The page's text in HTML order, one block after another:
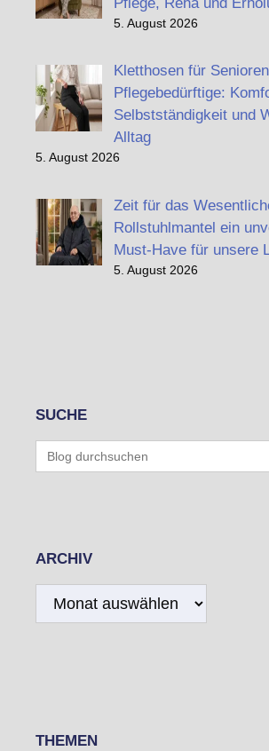
5. August 2026
Kletthosen für
Pflegebedürftige:
Selbstständigkeit und
Alltag
5. August 2026
Zeit für das
Rollstuhlmantel ein
Must-Have für unsere
5. August 2026
SUCHE
for:
ARCHIV
Archiv
THEMEN